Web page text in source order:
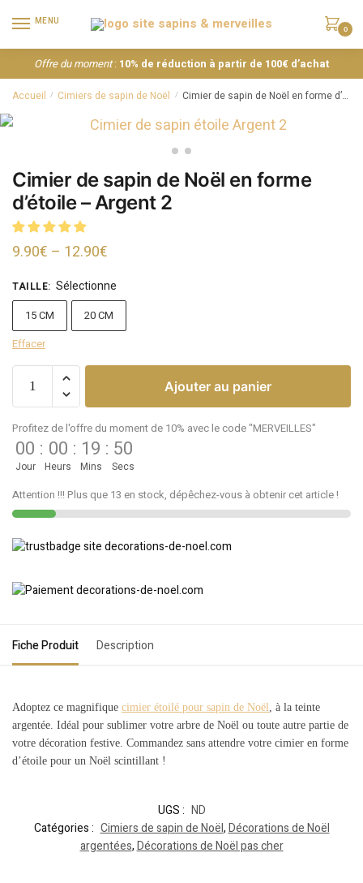
MENU
0
Offre du moment: 10% de réduction à partir de 100€ d’achat
Accueil / Cimiers de sapin de Noël / Cimier de sapin de Noël en forme d’étoile – Argent 2
Cimier de sapin de Noël en forme
d’étoile – Argent 2
9.90€ – 12.90€
TAILLE: Sélectionne
15 CM
20 CM
Effacer
Ajouter au panier
Profitez de l'offre du moment de 10% avec le code "MERVEILLES"
00
Jour
: 00
Heurs
: 19
Mins
: 50
Secs
Attention !!! Plus que 13 en stock, dépêchez-vous à obtenir cet article !
Fiche Produit Description
Adoptez ce magnifique cimier étoilé pour sapin de Noël , à la teinte
argentée. Idéal pour sublimer votre arbre de Noël ou toute autre partie de
votre décoration festive. Commandez sans attendre votre cimier en forme
d’étoile pour un Noël scintillant !
UGS : ND
Catégories : Cimiers de sapin de Noël,Décorations de Noël
argentées,Décorations de Noël pas cher